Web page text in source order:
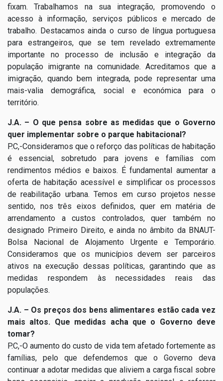
fixam. Trabalhamos na sua integração, promovendo o
acesso à informação, serviços públicos e mercado de
trabalho. Destacamos ainda o curso de língua portuguesa
para estrangeiros, que se tem revelado extremamente
importante no processo de inclusão e integração da
população imigrante na comunidade. Acreditamos que a
imigração, quando bem integrada, pode representar uma
mais-valia demográfica, social e económica para o
território.
J.A. – O que pensa sobre as medidas que o Governo
quer implementar sobre o parque habitacional?
P.C,-Consideramos que o reforço das políticas de habitação
é essencial, sobretudo para jovens e famílias com
rendimentos médios e baixos. É fundamental aumentar a
oferta de habitação acessível e simplificar os processos
de reabilitação urbana. Temos em curso projetos nesse
sentido, nos três eixos definidos, quer em matéria de
arrendamento a custos controlados, quer também no
designado Primeiro Direito, e ainda no âmbito da BNAUT-
Bolsa Nacional de Alojamento Urgente e Temporário.
Consideramos que os municípios devem ser parceiros
ativos na execução dessas políticas, garantindo que as
medidas respondem às necessidades reais das
populações.
J.A. – Os preços dos bens alimentares estão cada vez
mais altos. Que medidas acha que o Governo deve
tomar?
P.C,-O aumento do custo de vida tem afetado fortemente as
famílias, pelo que defendemos que o Governo deva
continuar a adotar medidas que aliviem a carga fiscal sobre